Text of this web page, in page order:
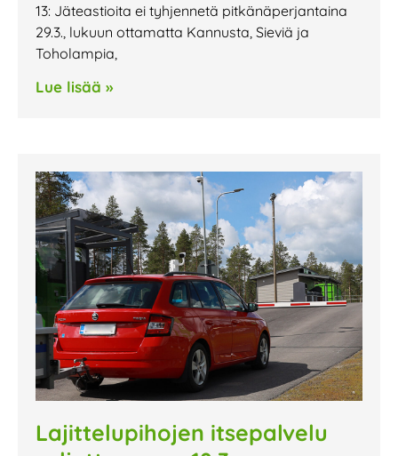
13: Jäteastioita ei tyhjennetä pitkänäperjantaina
29.3., lukuun ottamatta Kannusta, Sieviä ja
Toholampia,
Lue lisää »
Lajittelupihojen itsepalvelu